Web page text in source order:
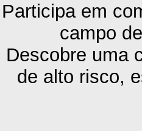
Participa em
campo
Descobre uma
de alto risco,